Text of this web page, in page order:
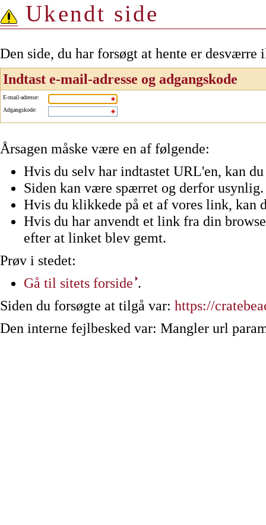
Ukendt side
Den side, du har forsøgt at hente er
Indtast e-mail-adresse og adgangskode
E-mail-adresse:
Adgangskode:
Årsagen måske være en af følgende:
Hvis du selv har indtastet URL'en, kan
Siden kan være spærret og derfor usynlig.
Hvis du klikkede på et af vores link, kan
Hvis du har anvendt et link fra din
efter at linket blev gemt.
Prøv i stedet:
Gå til sitets forside .
Siden du forsøgte at tilgå var: https://
Den interne fejlbesked var: Mangler url